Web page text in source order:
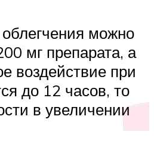
можно
мг препарата, а
воздействие при
до 12 часов, то
в увеличении